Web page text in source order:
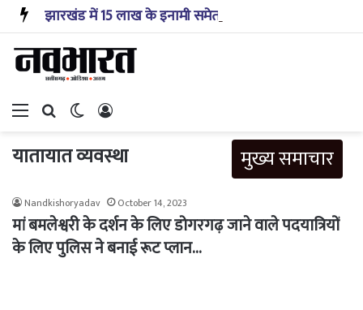
Menu Search forSwitch skin
यातायात व्यवस्था मुख्य समाचार
Nandkishoryadav October 14, 2023
मां बमलेश्वरी के दर्शन के लिए डोगरगढ़ जाने वाले पदयात्रियों
के लिए पुलिस ने बनाई रूट प्लान…